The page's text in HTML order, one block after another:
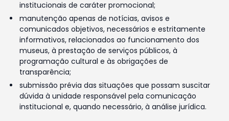
institucionais de caráter promocional;
manutenção apenas de notícias, avisos e
comunicados objetivos, necessários e estritamente
informativos, relacionados ao funcionamento dos
museus, à prestação de serviços públicos, à
programação cultural e às obrigações de
transparência;
submissão prévia das situações que possam suscitar
dúvida à unidade responsável pela comunicação
institucional e, quando necessário, à análise jurídica.